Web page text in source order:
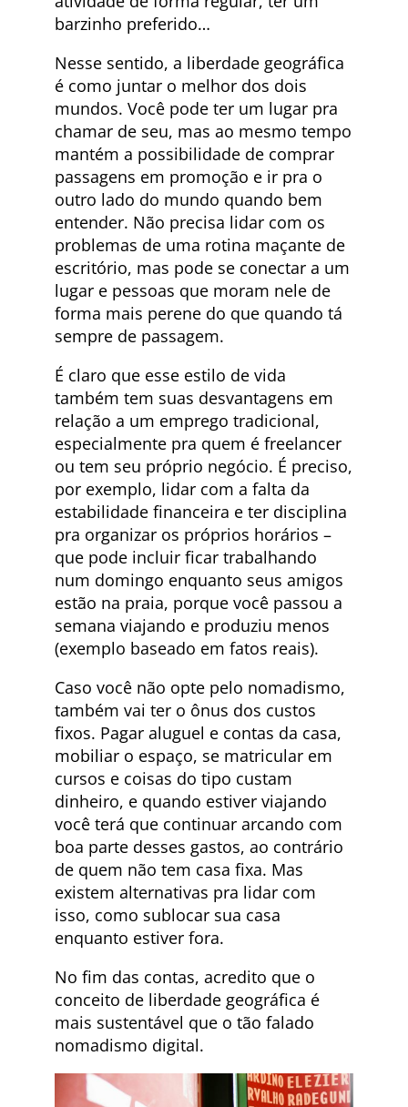
barzinho preferido…
Nesse sentido, a liberdade geográfica
é como juntar o melhor dos dois
mundos. Você pode ter um lugar pra
chamar de seu, mas ao mesmo tempo
mantém a possibilidade de comprar
passagens em promoção e ir pra o
outro lado do mundo quando bem
entender. Não precisa lidar com os
problemas de uma rotina maçante de
escritório, mas pode se conectar a um
lugar e pessoas que moram nele de
forma mais perene do que quando tá
sempre de passagem.
É claro que esse estilo de vida
também tem suas desvantagens em
relação a um emprego tradicional,
especialmente pra quem é freelancer
ou tem seu próprio negócio. É preciso,
por exemplo, lidar com a falta da
estabilidade financeira e ter disciplina
pra organizar os próprios horários –
que pode incluir ficar trabalhando
num domingo enquanto seus amigos
estão na praia, porque você passou a
semana viajando e produziu menos
(exemplo baseado em fatos reais).
Caso você não opte pelo nomadismo,
também vai ter o ônus dos custos
fixos. Pagar aluguel e contas da casa,
mobiliar o espaço, se matricular em
cursos e coisas do tipo custam
dinheiro, e quando estiver viajando
você terá que continuar arcando com
boa parte desses gastos, ao contrário
de quem não tem casa fixa. Mas
existem alternativas pra lidar com
isso, como sublocar sua casa
enquanto estiver fora.
No fim das contas, acredito que o
conceito de liberdade geográfica é
mais sustentável que o tão falado
nomadismo digital.